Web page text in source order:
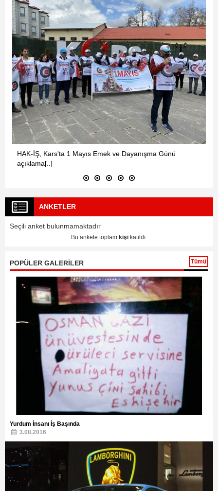
HAK-İŞ, Kars'ta 1 Mayıs Emek ve Dayanışma Günü
açıklama[..]
ANKETLER
Seçili anket bulunmamaktadır
Bu ankete toplam kişi katıldı.
POPÜLER GALERİLER Tümü
Yurdum İnsanı İş Başında
3.08.2016